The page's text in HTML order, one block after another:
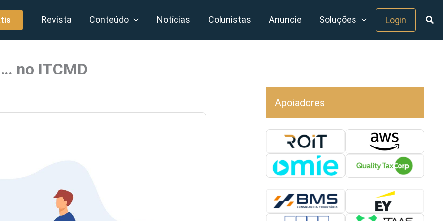
Revista Conteúdo Notícias Colunistas Anuncie Soluções Login
no ITCMD
Apoiadores